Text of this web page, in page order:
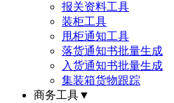
报关资料工具
装柜工具
甩柜通知工具
落货通知书批量生成
入货通知书批量生成
集装箱货物跟踪
商务工具▼